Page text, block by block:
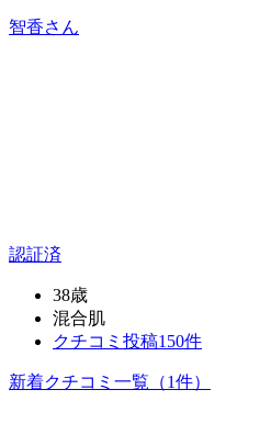
智香さん
認証済
38歳
混合肌
クチコミ投稿150件
新着クチコミ一覧 （1件）